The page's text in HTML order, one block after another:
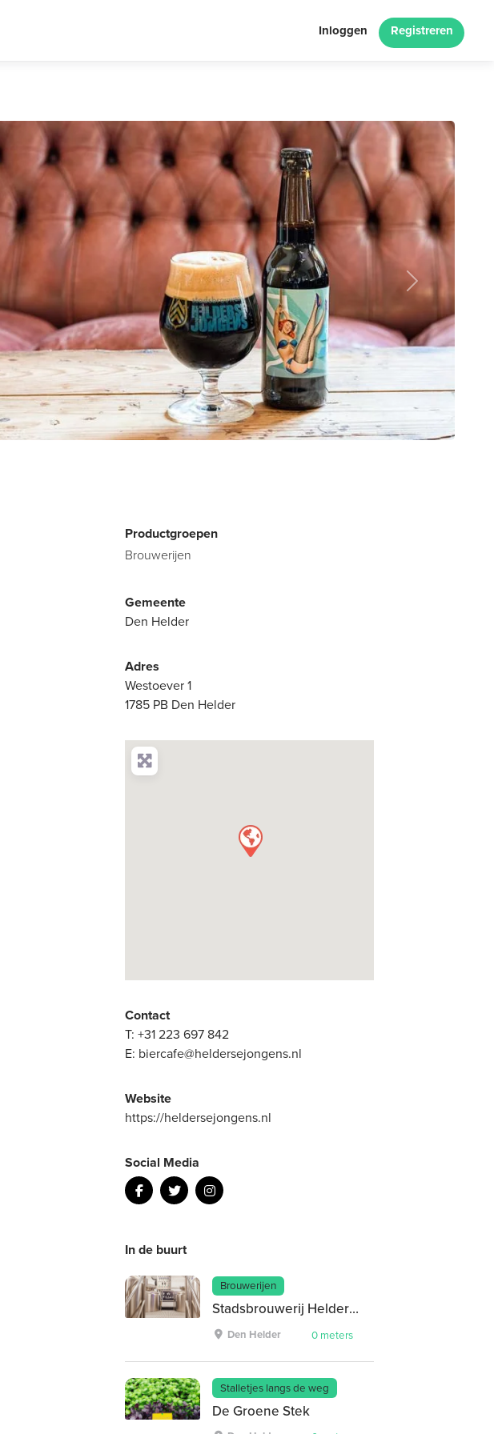
Inloggen Registreren
Next
Productgroepen
Brouwerijen
Gemeente
Den Helder
Adres
Westoever 1
1785 PB Den Helder
Contact
T:+31 223 697 842
E: biercafe@heldersejongens.nl
Website
https://heldersejongens.nl
Social Media
In de buurt
Brouwerijen
Stadsbrouwerij Helderse Jongens
Den Helder 0 meters
Stalletjes langs de weg
De Groene Stek